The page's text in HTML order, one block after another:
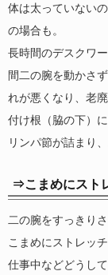
体は太っていない
の場合も。
長時間のデスクワ
間二の腕を動かさ
れが悪くなり、老
付け根（脇の下）
リンパ節が詰まり
⇒こまめにスト
二の腕をすっきり
こまめにストレッ
仕事中などどうし